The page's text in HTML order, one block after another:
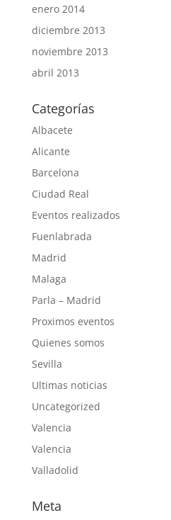
enero 2014
diciembre 2013
noviembre 2013
abril 2013
Categorías
Albacete
Alicante
Barcelona
Ciudad Real
Eventos realizados
Fuenlabrada
Madrid
Malaga
Parla – Madrid
Proximos eventos
Quienes somos
Sevilla
Ultimas noticias
Uncategorized
Valencia
Valencia
Valladolid
Meta